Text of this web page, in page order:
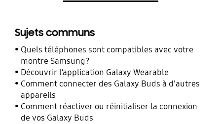
Sujets communs
Quels téléphones sont compatibles avec votre
montre Samsung?
Découvrir l’application Galaxy Wearable
Comment connecter des Galaxy Buds à d'autres
appareils
Comment réactiver ou réinitialiser la connexion
de vos Galaxy Buds